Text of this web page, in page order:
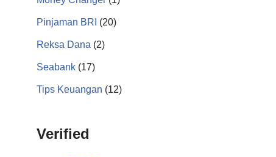
Pinjaman BRI (20)
Reksa Dana (2)
Seabank (17)
Tips Keuangan (12)
Verified